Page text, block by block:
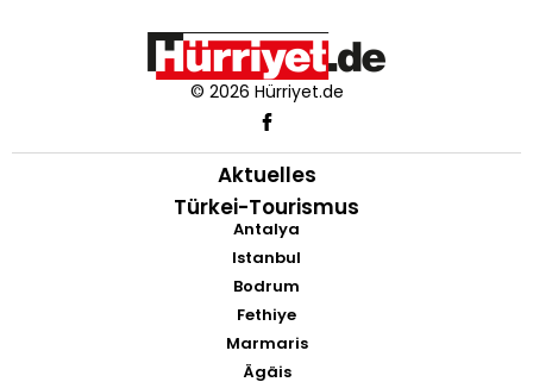
© 2026 Hürriyet.de
Aktuelles
Türkei-Tourismus
Antalya
Istanbul
Bodrum
Fethiye
Marmaris
Ägäis